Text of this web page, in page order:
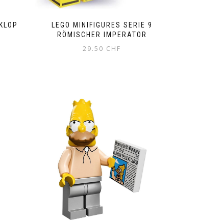
LEGO MINIFIGURES SERIE 9
RÖMISCHER IMPERATOR
29.50 CHF